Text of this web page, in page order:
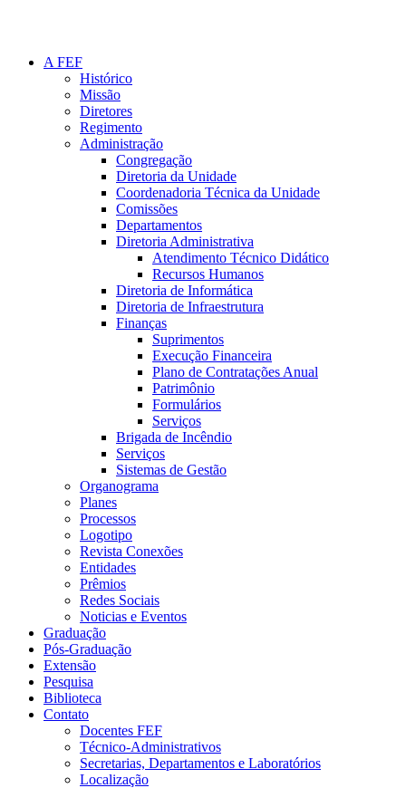
A FEF
Histórico
Missão
Diretores
Regimento
Administração
Congregação
Diretoria da Unidade
Coordenadoria Técnica da Unidade
Comissões
Departamentos
Diretoria Administrativa
Atendimento Técnico Didático
Recursos Humanos
Diretoria de Informática
Diretoria de Infraestrutura
Finanças
Suprimentos
Execução Financeira
Plano de Contratações Anual
Patrimônio
Formulários
Serviços
Brigada de Incêndio
Serviços
Sistemas de Gestão
Organograma
Planes
Processos
Logotipo
Revista Conexões
Entidades
Prêmios
Redes Sociais
Noticias e Eventos
Graduação
Pós-Graduação
Extensão
Pesquisa
Biblioteca
Contato
Docentes FEF
Técnico-Administrativos
Secretarias, Departamentos e Laboratórios
Localização